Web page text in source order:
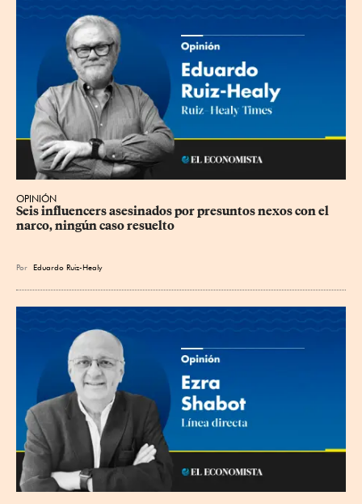
OPINIÓN
Seis influencers asesinados por presuntos nexos con el
narco, ningún caso resuelto
Por Eduardo Ruiz-Healy